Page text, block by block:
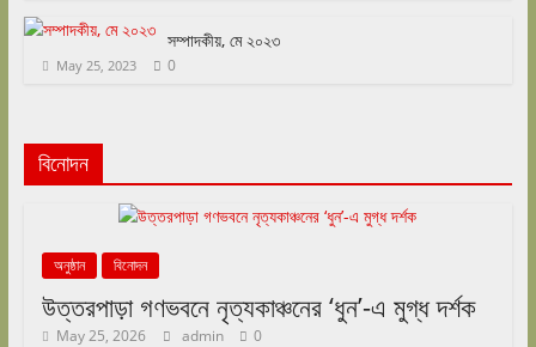
সম্পাদকীয়, মে ২০২৩
May 25, 2023 0
বিনোদন
অনুষ্ঠান বিনোদন
উত্তরপাড়া গণভবনে নৃত্যকাঞ্চনের ‘ধুন’-এ মুগ্ধ দর্শক
May 25, 2026 admin 0